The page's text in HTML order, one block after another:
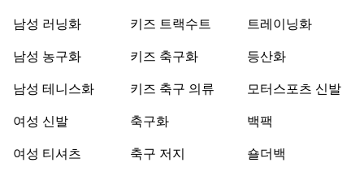
남성 러닝화
남성 농구화
남성 테니스화
여성 신발
여성 티셔츠
키즈 트랙수트
키즈 축구화
키즈 축구 의류
축구화
축구 저지
트레이닝화
등산화
모터스포츠 신발
백팩
숄더백